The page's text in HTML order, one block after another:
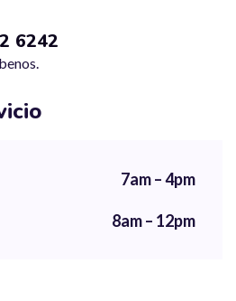
6242
7am – 4pm
8am – 12pm